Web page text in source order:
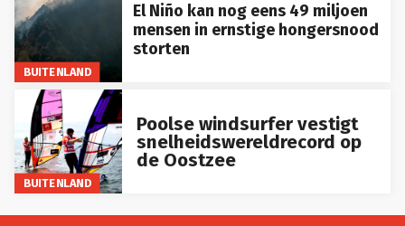
BUITENLAND
El Niño kan nog eens 49 miljoen
mensen in ernstige hongersnood
storten
BUITENLAND
Poolse windsurfer vestigt
snelheidswereldrecord op
de Oostzee